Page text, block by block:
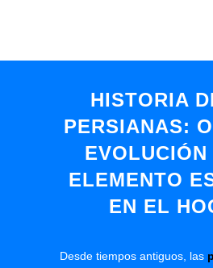
HISTORIA
PERSIANAS:
EVOLUCIÓN
ELEMENTO
EN EL
Desde tiempos antiguos, las